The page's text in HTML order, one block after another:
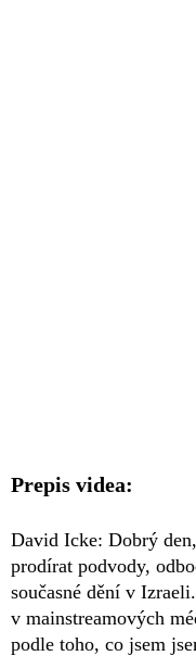
Prepis videa:
David Icke: Dobrý
prodírat podvody,
současné dění v
v mainstreamových
podle toho, co jsem